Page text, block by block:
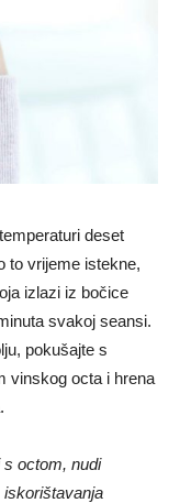
deset
to vrijeme istekne,
izlazi iz bočice
svakoj seansi.
pokušajte s
vinskog octa i hrena
octom, nudi
iskorištavanja